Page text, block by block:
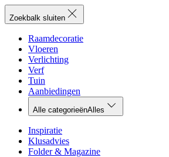
Zoekbalk sluiten
Raamdecoratie
Vloeren
Verlichting
Verf
Tuin
Aanbiedingen
Alle categorieënAlles
Inspiratie
Klusadvies
Folder & Magazine